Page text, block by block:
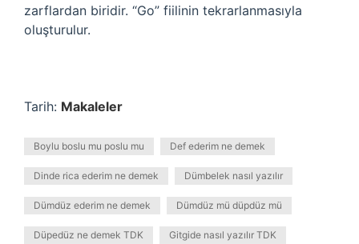
zarflardan biridir. “Go” fiilinin tekrarlanmasıyla
oluşturulur.
Tarih: Makaleler
Boylu boslu mu poslu mu Def ederim ne demek
Dinde rica ederim ne demek Dümbelek nasıl yazılır
Dümdüz ederim ne demek Dümdüz mü düpdüz mü
Düpedüz ne demek TDK Gitgide nasıl yazılır TDK